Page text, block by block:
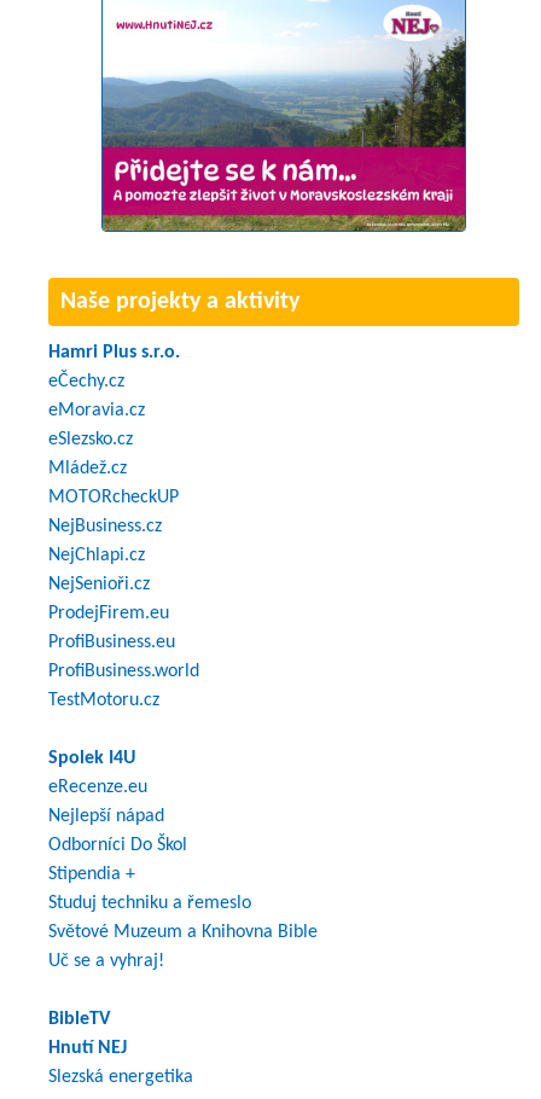
Naše projekty a aktivity
Hamri Plus s.r.o.
eČechy.cz
eMoravia.cz
eSlezsko.cz
Mládež.cz
MOTORcheckUP
NejBusiness.cz
NejChlapi.cz
NejSenioři.cz
ProdejFirem.eu
ProfiBusiness.eu
ProfiBusiness.world
TestMotoru.cz
Spolek I4U
eRecenze.eu
Nejlepší nápad
Odborníci Do Škol
Stipendia +
Studuj techniku a řemeslo
Světové Muzeum a Knihovna Bible
Uč se a vyhraj!
BibleTV
Hnutí NEJ
Slezská energetika